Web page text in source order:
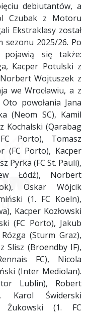
debiutantów, a
Czubak z Motoru
Ekstraklasy został
sezonu 2025/26. Po
się także:
Kacper Potulski z
Wojtuszek z
we Wrocławiu, a z
powołania Jana
(Neom SC), Kamil
Kochalski (Qarabag
Porto), Tomasz
(FC Porto), Kacper
Pyrka (FC St. Pauli),
Łódź), Norbert
Oskar Wójcik
(1. FC Koeln),
Kacper Kozłowski
(FC Porto), Jakub
(Sturm Graz),
Slisz (Broendby IF),
FC), Nicola
(Inter Mediolan).
Lublin), Robert
Karol Świderski
Żukowski (1. FC